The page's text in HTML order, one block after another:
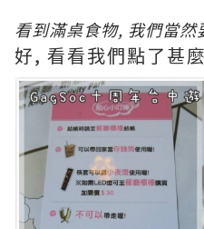
看到滿桌食物, 我們當
好, 看看我們點了甚